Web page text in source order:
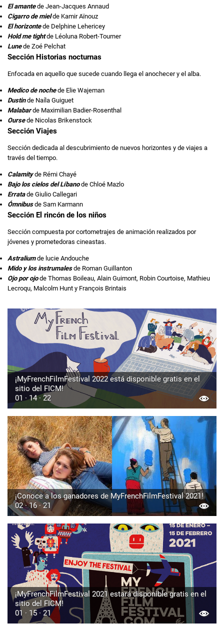
El amantede Jean-Jacques Annaud
Cigarro de miel de Kamir Aïnouz
El horizontede Delphine Lehericey
Hold me tightde Léoluna Robert-Tourner
Lunede Zoé Pelchat
Sección Historias nocturnas
Enfocada en aquello que sucede cuando llega el anochecer y el alba.
Medico de nochede Elie Wajeman
Dustinde Naíla Guiguet
Malabarde Maximilian Badier-Rosenthal
Oursede Nicolas Brikenstock
Sección Viajes
Sección dedicada al descubrimiento de nuevos horizontes y de viajes a
través del tiempo.
Calamityde Rémi Chayé
Bajo los cielos del Líbanode Chloé Mazlo
Erratade Giulio Callegari
Ómnibus de Sam Karmann
Sección El rincón de los niños
Sección compuesta por cortometrajes de animación realizados por
jóvenes y prometedoras cineastas.
Astralium de lucie Andouche
Mido y los instrumalesde Roman Guillanton
Ojo por ojo de Thomas Boileau, Alain Guimont, Robin Courtoise, Mathieu
Lecroqu, Malcolm Hunt y François Brintais
¡MyFrenchFilmFestival 2022 está disponible gratis en el
sitio del FICM!
01 · 14 · 22
¡Conoce a los ganadores de MyFrenchFilmFestival 2021!
02 · 16 · 21
¡MyFrenchFilmFestival 2021 estará disponible gratis en el
sitio del FICM!
01 · 15 · 21